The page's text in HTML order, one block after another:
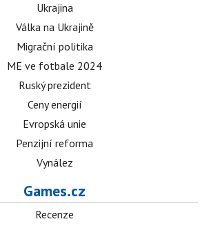
Ukrajina
Válka na Ukrajině
Migrační politika
ME ve fotbale 2024
Ruský prezident
Ceny energií
Evropská unie
Penzijní reforma
Vynález
Games.cz
Recenze